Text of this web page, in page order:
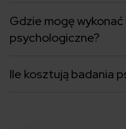
Gdzie mogę
psychologiczne?
Ile kosztują badania